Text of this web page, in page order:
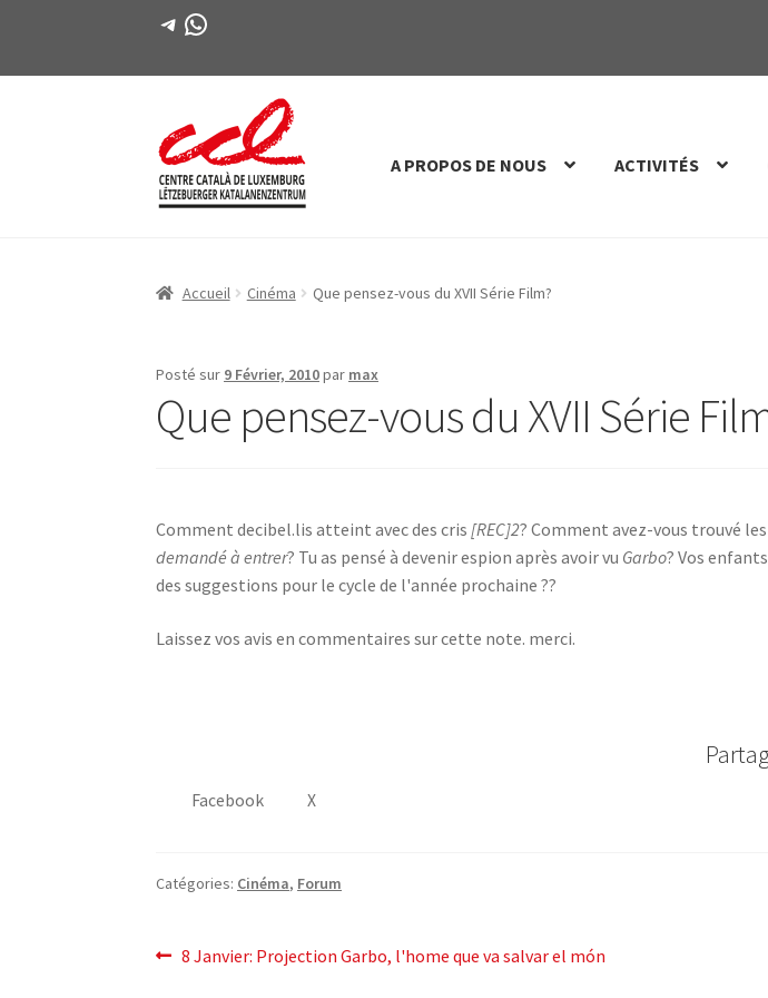
Télégramme
WhatsApp
Passer
à
Aller
au
A PROPOS DE NOUS ACTIVITÉS
Accueil Cinéma Que pensez-vous du XVII Série Film?
Posté sur 9 Février, 2010par max
Que pensez-vous du XVII Série
Comment decibel.lis atteint avec des cris[REC]2? Comment avez-vous trouvé
demandé à entrer? Tu as pensé à devenir espion après avoir vu Garbo? Vos
des suggestions pour le cycle de l'année prochaine ??
Laissez vos avis en commentaires sur cette note. merci.
Facebook X
Catégories: Cinéma, Forum
post
Post
8 Janvier: Projection Garbo, l'home que va salvar el món